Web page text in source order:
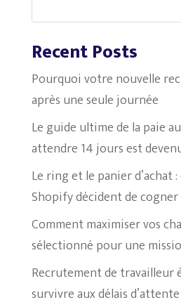
Recent Posts
Pourquoi votre nouvelle
après une seule journée
Le guide ultime de la paie
attendre 14 jours est
Le ring et le panier d’achat
Shopify décident de
Comment maximiser vos
sélectionné pour une
Recrutement de travailleur
survivre aux délais d’attente